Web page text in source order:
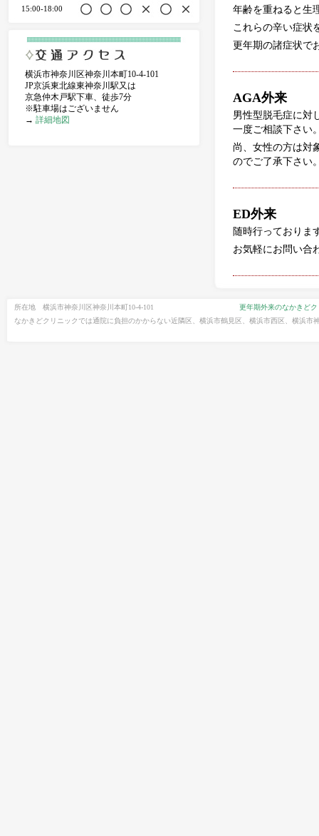
15:00-18:00
横浜市神奈川区神奈川本町10-4-101
JP京浜東北線東神奈川駅又は
京急仲木戸駅下車、徒歩7分
※駐車場はございません
→ 詳細地図
年齢を重ねると生
これらの辛い症状
更年期の諸症状で
AGA外来
男性型脱毛症に対
一度ご相談下さい
尚、女性の方は対
のでご了承下さい
ED外来
随時行っておりま
お気軽にお問い合
所在地 横浜市神奈川区神奈川本町10-4-101 更年期外来のなかきど
なかきどクリニックでは通院に負担のかからない近隣区、横浜市鶴見区、横浜市西区、横浜